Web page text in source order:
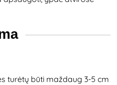
turėtų būti maždaug 3-5 cm